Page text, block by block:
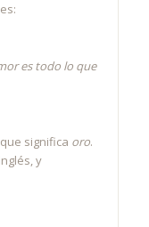
es todo lo que
significa oro.
y